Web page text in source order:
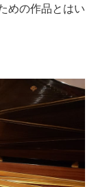
めの作品とはい